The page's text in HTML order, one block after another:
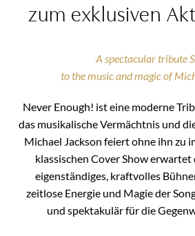
zum exklusiven
A spectacular tribute
to the music and magic of
Never Enough! ist eine moderne
das musikalische Vermächtnis und
Michael Jackson feiert ohne ihn zu
klassischen Cover Show erwartet
eigenständiges, kraftvolles
zeitlose Energie und Magie der
und spektakulär für die